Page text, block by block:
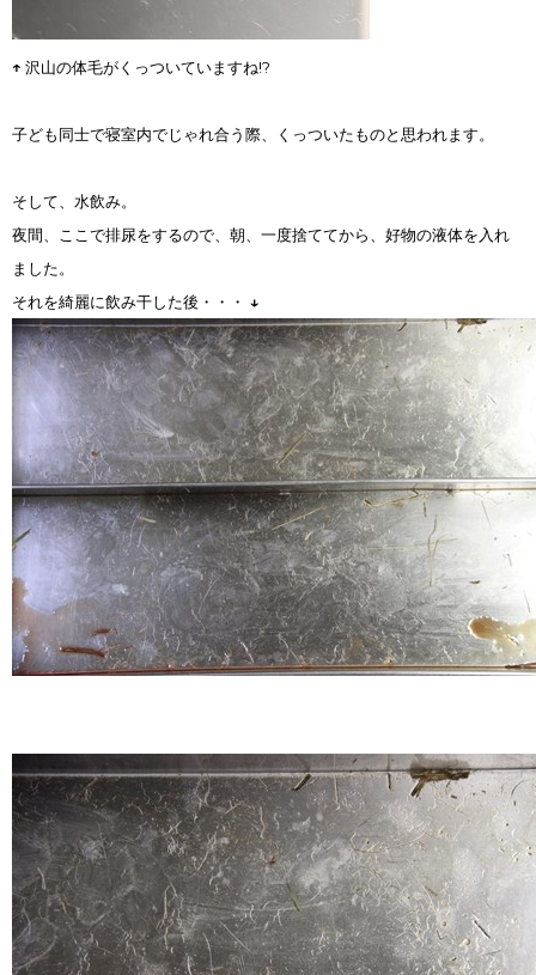
↑ 沢山の体毛がくっついていますね!?
子ども同士で寝室内でじゃれ合う際、くっついたものと思われます。
そして、水飲み。
夜間、ここで排尿をするので、朝、一度捨ててから、好物の液体を入れ
ました。
それを綺麗に飲み干した後・・・ ↓